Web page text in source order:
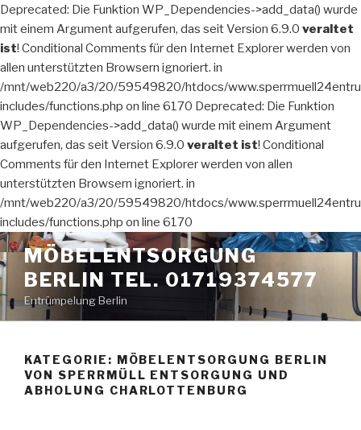
Deprecated: Die Funktion WP_Dependencies->add_data() wurde
mit einem Argument aufgerufen, das seit Version 6.9.0 veraltet
ist! Conditional Comments für den Internet Explorer werden von
allen unterstützten Browsern ignoriert. in
/mnt/web220/a3/20/59549820/htdocs/
includes/functions.php on line 6170 Deprecated: Die Funktion
WP_Dependencies->add_data() wurde mit einem Argument
aufgerufen, das seit Version 6.9.0 veraltet ist! Conditional
Comments für den Internet Explorer werden von allen
unterstützten Browsern ignoriert. in
/mnt/web220/a3/20/59549820/htdocs/
includes/functions.php on line 6170
Zum
Inhalt
springen
MÖBELENTSORGUNG
BERLIN TEL. 01719374577
Entrümpelung Berlin
KATEGORIE: MÖBELENTSORGUNG BERLIN
VON SPERRMÜLL ENTSORGUNG UND
ABHOLUNG CHARLOTTENBURG